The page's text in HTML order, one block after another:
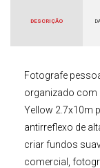
DESCRIÇÃO
Fotografe
organizado com
Yellow 2.7x10m
antirreflexo de
criar fundos
comercial,